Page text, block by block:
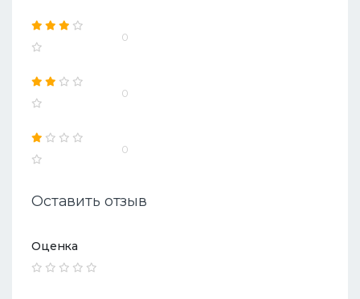
0
0
0
Оставить отзыв
Оценка